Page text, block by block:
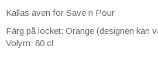
Kallas även för Save n Pour
Färg på locket: Orange (designen kan
Volym: 80 cl